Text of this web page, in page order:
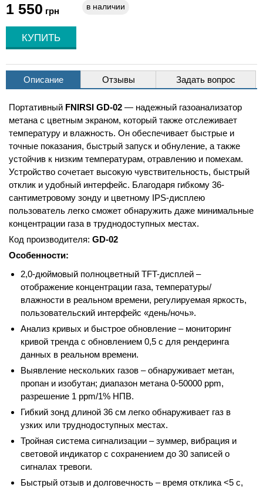
1 550 грн в наличии
Описание Отзывы Задать вопрос
Портативный FNIRSI GD-02 — надежный газоанализатор
метана с цветным экраном, который также отслеживает
температуру и влажность. Он обеспечивает быстрые и
точные показания, быстрый запуск и обнуление, а также
устойчив к низким температурам, отравлению и помехам.
Устройство сочетает высокую чувствительность, быстрый
отклик и удобный интерфейс. Благодаря гибкому 36-
сантиметровому зонду и цветному IPS-дисплею
пользователь легко сможет обнаружить даже минимальные
концентрации газа в труднодоступных местах.
Код производителя: GD-02
Особенности:
2,0-дюймовый полноцветный TFT-дисплей –
отображение концентрации газа, температуры/
влажности в реальном времени, регулируемая яркость,
пользовательский интерфейс «день/ночь».
Анализ кривых и быстрое обновление – мониторинг
кривой тренда с обновлением 0,5 с для рендеринга
данных в реальном времени.
Выявление нескольких газов – обнаруживает метан,
пропан и изобутан; диапазон метана 0-50000 ppm,
разрешение 1 ppm/1% НПВ.
Гибкий зонд длиной 36 см легко обнаруживает газ в
узких или труднодоступных местах.
Тройная система сигнализации – зуммер, вибрация и
световой индикатор с сохранением до 30 записей о
сигналах тревоги.
Быстрый отзыв и долговечность – время отклика <5 с,